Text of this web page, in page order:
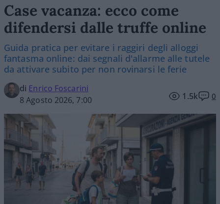
Case vacanza: ecco come
difendersi dalle truffe online
Guida pratica per evitare i raggiri degli alloggi
fantasma online: dai segnali d'allarme alle tutele
da attivare subito per non rovinarsi le ferie
di Enrico Foscarini
8 Agosto 2026, 7:00
1.5k 0